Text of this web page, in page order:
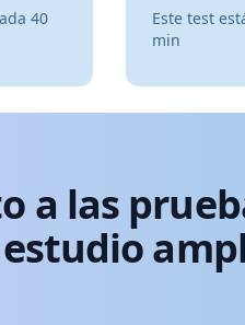
40
Este test
min
a las